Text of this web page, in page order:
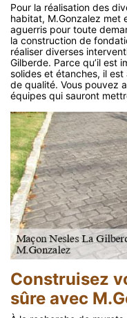
Pour la réalisation des
habitat, M.Gonzalez met
aguerris pour toute
la construction de
réaliser diverses
Gilberde. Parce qu’il est
solides et étanches, il
de qualité. Vous pouvez
équipes qui sauront
Construisez
sûre avec